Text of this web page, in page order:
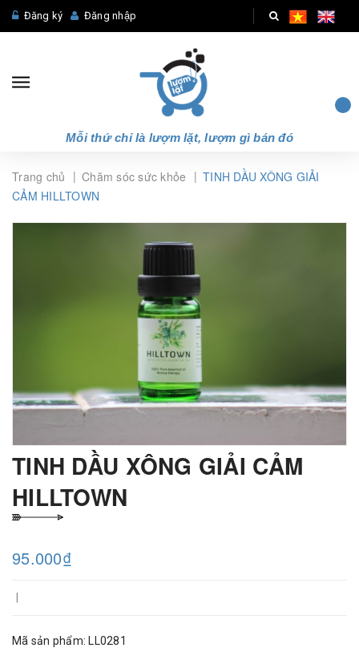
Đăng ký Đăng nhập
Mỗi thứ chỉ là lượm lặt, lượm gì bán đó
Trang chủ | Chăm sóc sức khỏe | TINH DẦU XÔNG GIẢI
CẢM HILLTOWN
TINH DẦU XÔNG GIẢI CẢM
HILLTOWN
95.000₫
Mã sản phẩm: LL0281